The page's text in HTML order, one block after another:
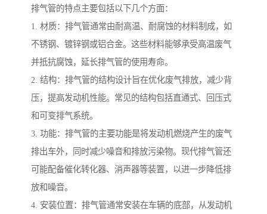
排气管的特点主要包括以下几个方面：
1. 材质：排气管通常由耐高温、耐腐蚀的材料制成，如
不锈钢、镀锌钢或铝合金。这些材料能够承受高温废气
并抵抗腐蚀，延长排气管的使用寿命。
2. 结构：排气管的结构设计旨在优化废气排放，减少背
压，提高发动机性能。常见的结构包括直通式、回压式
和可变排气系统。
3. 功能：排气管的主要功能是将发动机燃烧产生的废气
排出车外，同时减少噪音和排放污染物。现代排气管还
可能配备催化转化器、消声器等装置，以进一步降低排
放和噪音。
4. 安装位置：排气管通常安装在车辆的底部，从发动机